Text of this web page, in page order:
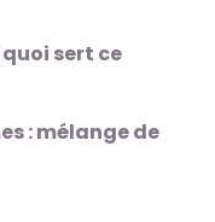
sert ce
: mélange de